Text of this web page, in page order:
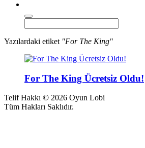
Yazılardaki etiket "For The King"
For The King Ücretsiz Oldu!
Telif Hakkı © 2026 Oyun Lobi
Tüm Hakları Saklıdır.